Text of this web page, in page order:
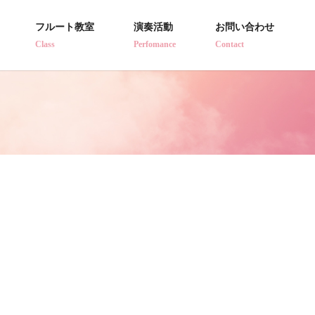
フルート教室
Class
演奏活動
Perfomance
お問い合わせ
Contact